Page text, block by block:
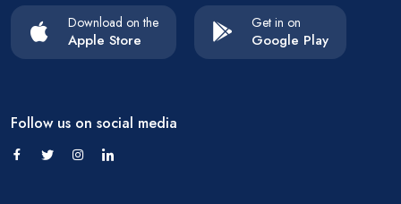
Download on the
Apple Store
Get in on
Google Play
Follow us on social media